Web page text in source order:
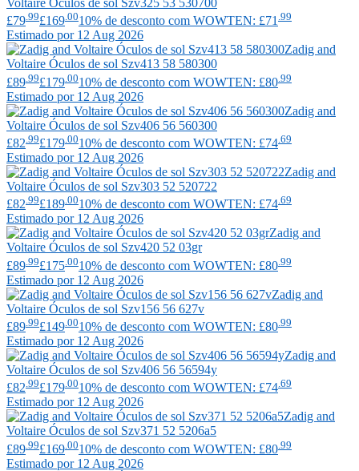
Voltaire Óculos de sol Szv325 53 530700
£79.99£169.0010% de desconto com WOWTEN: £71.99
Estimado por 12 Aug 2026
Zadig and
Voltaire Óculos de sol Szv413 58 580300
£89 .99£179 .0010% de desconto com WOWTEN: £80 .99
Estimado por 12 Aug 2026
Zadig and
Voltaire Óculos de sol Szv406 56 560300
£82 .99£179 .0010% de desconto com WOWTEN: £74 .69
Estimado por 12 Aug 2026
Zadig and
Voltaire Óculos de sol Szv303 52 520722
£82.99£189.0010% de desconto com WOWTEN: £74.69
Estimado por 12 Aug 2026
Zadig and
Voltaire Óculos de sol Szv420 52 03gr
£89 .99£175 .0010% de desconto com WOWTEN: £80 .99
Estimado por 12 Aug 2026
Zadig and
Voltaire Óculos de sol Szv156 56 627v
£89 .99£149 .0010% de desconto com WOWTEN: £80 .99
Estimado por 12 Aug 2026
Zadig and
Voltaire Óculos de sol Szv406 56 56594y
£82.99£179.0010% de desconto com WOWTEN: £74.69
Estimado por 12 Aug 2026
Zadig and
Voltaire Óculos de sol Szv371 52 5206a5
£89 .99£169 .0010% de desconto com WOWTEN: £80 .99
Estimado por 12 Aug 2026